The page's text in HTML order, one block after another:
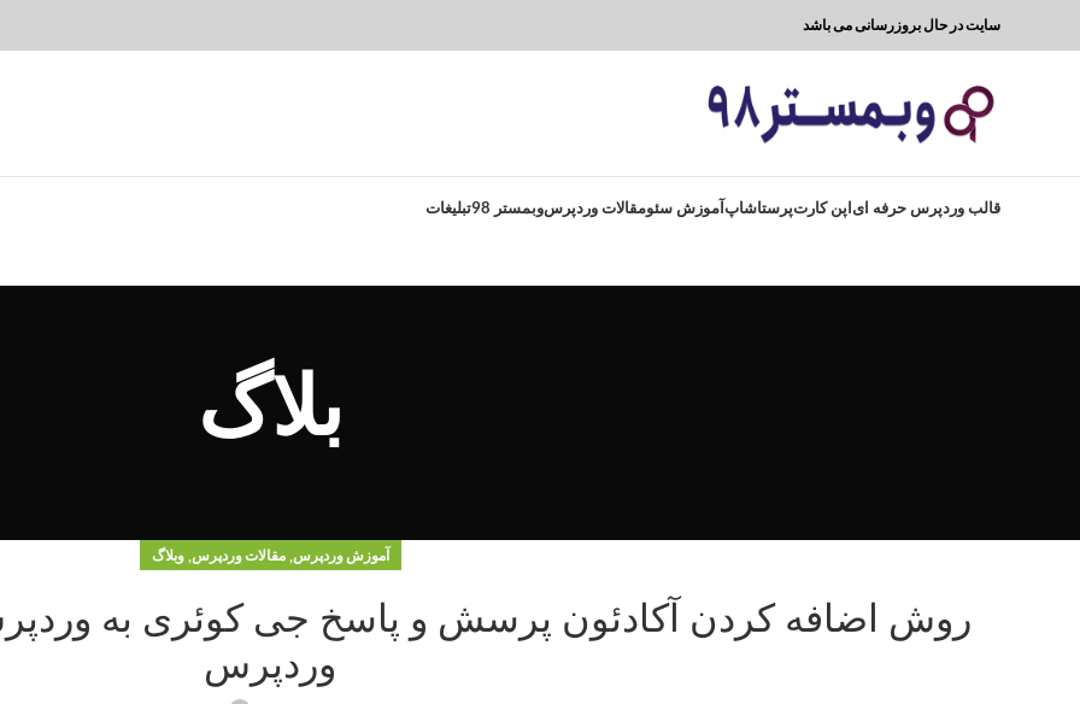
سایت در حال بروزرسانی می باشد
قالب وردپرس حرفه ایاپن کارتپرستاشاپآموزش سئومقالات وردپرسوبمستر 98 تبلیغات
بلاگ
آموزش وردپرس,مقالات وردپرس,وبلاگ
روش اضافه کردن آکادئون پرسش و پاسخ جی کوئری به
وردپرس